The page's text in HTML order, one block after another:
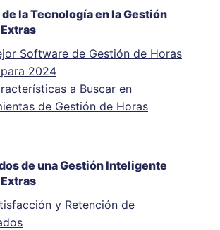
de la Tecnología en la Gestión
Software de Gestión de Horas
2024
a Buscar en
de Gestión de Horas
de una Gestión Inteligente
y Retención de